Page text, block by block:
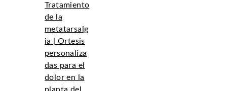
Tratamiento
de la
metatarsalg
ia | Ortesis
personaliza
das para el
dolor en la
planta del